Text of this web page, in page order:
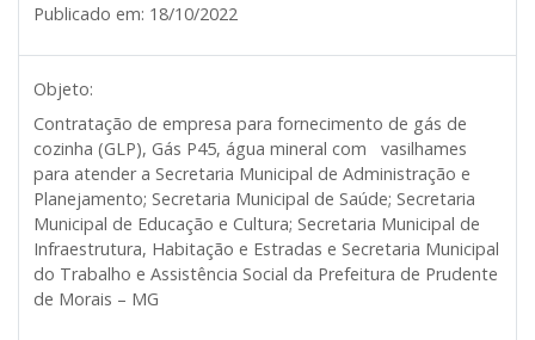
Publicado em: 18/10/2022
Objeto:
Contratação de empresa para fornecimento de gás de
cozinha (GLP), Gás P45, água mineral com vasilhames
para atender a Secretaria Municipal de Administração e
Planejamento; Secretaria Municipal de Saúde; Secretaria
Municipal de Educação e Cultura; Secretaria Municipal de
Infraestrutura, Habitação e Estradas e Secretaria Municipal
do Trabalho e Assistência Social da Prefeitura de Prudente
de Morais – MG